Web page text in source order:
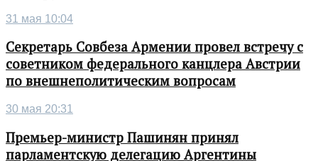
31 мая 10:04
Секретарь Совбеза Армении провел встречу с
советником федерального канцлера Австрии
по внешнеполитическим вопросам
30 мая 20:31
Премьер-министр Пашинян принял
парламентскую делегацию Аргентины